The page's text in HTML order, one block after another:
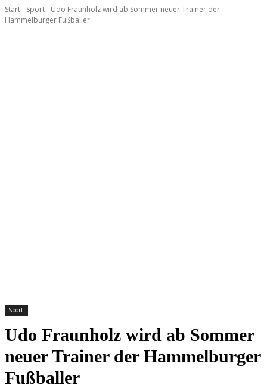
Start Sport
Udo Fraunholz wird ab Sommer neuer Trainer der
Hammelburger Fußballer
Sport
Udo Fraunholz wird ab Sommer
neuer Trainer der Hammelburger
Fußballer